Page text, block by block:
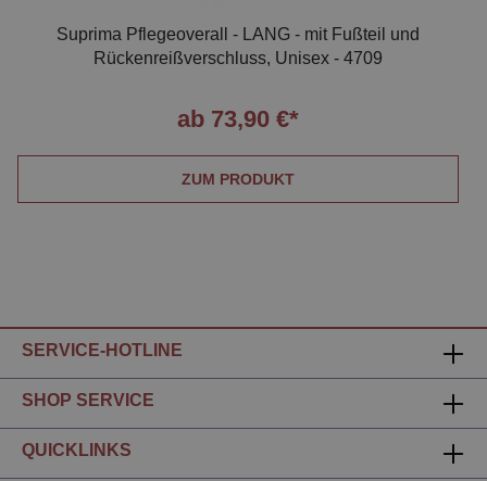
Suprima Pflegeoverall - LANG - mit Fußteil und
Rückenreißverschluss, Unisex - 4709
ab 73,90 €*
ZUM PRODUKT
SERVICE-HOTLINE
SHOP SERVICE
QUICKLINKS